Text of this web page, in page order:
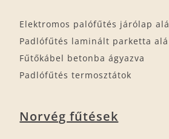
Elektromos palófűtés járólap alá
Padlófűtés laminált parketta alá
Fűtőkábel betonba ágyazva
Padlófűtés termosztátok
Norvég fűtések